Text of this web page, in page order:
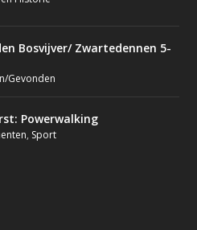
Bosvijver/ Zwartedennen 5-
Gevonden
Powerwalking
, Sport